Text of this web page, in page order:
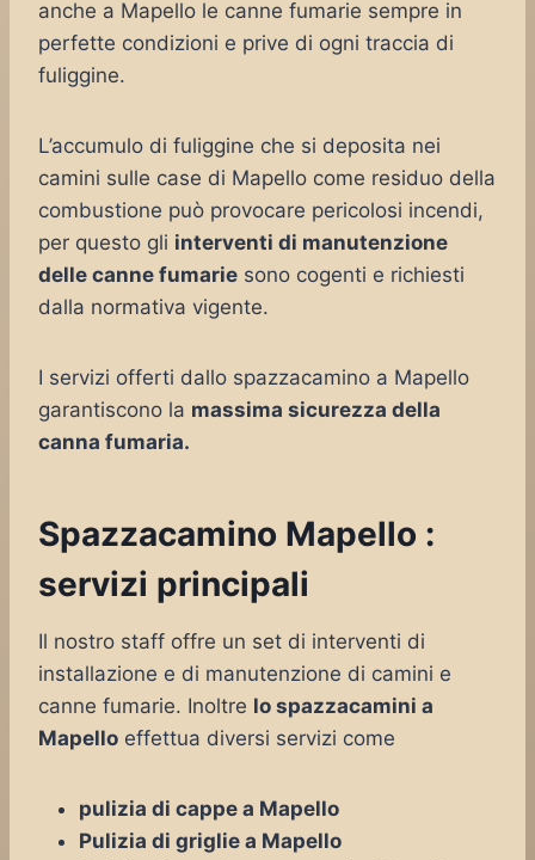
anche a Mapello le canne fumarie sempre in
perfette condizioni e prive di ogni traccia di
fuliggine.
L’accumulo di fuliggine che si deposita nei
camini sulle case di Mapello come residuo della
combustione può provocare pericolosi incendi,
per questo gli interventi di manutenzione
delle canne fumarie sono cogenti e richiesti
dalla normativa vigente.
I servizi offerti dallo spazzacamino a Mapello
garantiscono la massima sicurezza della
canna fumaria.
Spazzacamino Mapello :
servizi principali
Il nostro staff offre un set di interventi di
installazione e di manutenzione di camini e
canne fumarie. Inoltre lo spazzacamini a
Mapello effettua diversi servizi come
pulizia di cappe a Mapello
Pulizia di griglie a Mapello